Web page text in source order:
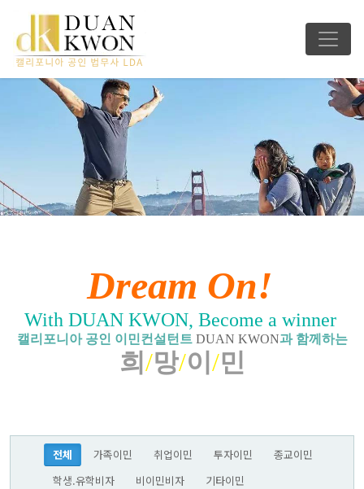
Dream On!
With DUAN KWON, Become a winner
캘리포니아 공인 이민컨설턴트 DUAN KWON과 함께하는
희 /망/이 /민
전체 가족이민 취업이민 투자이민
종교이민
학생.유학비자
비이민비자 기타이민